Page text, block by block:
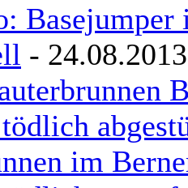
Basejumper
-
im